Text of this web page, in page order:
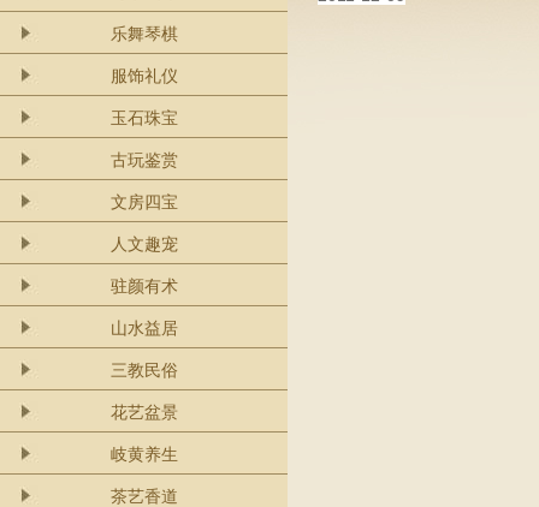
乐舞琴棋
服饰礼仪
玉石珠宝
古玩鉴赏
文房四宝
人文趣宠
驻颜有术
山水益居
三教民俗
花艺盆景
岐黄养生
茶艺香道